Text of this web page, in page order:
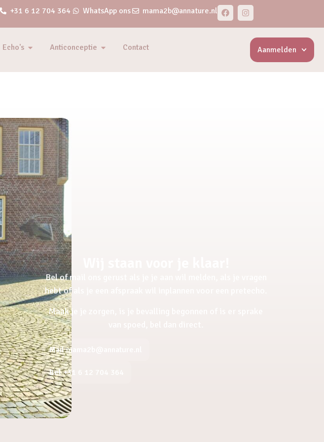
+31 6 12 704 364 WhatsApp ons mama2b@annature.nl
Echo's Anticonceptie Contact Aanmelden
Bel of mail ons gerust als je je aan wil melden, als je vragen
hebt of als je een afspraak wil inplannen voor een pretecho.
Maak je je zorgen, is je bevalling begonnen of is er sprake
Mail mama2b@annature.nl
Bel +31 6 12 704 364